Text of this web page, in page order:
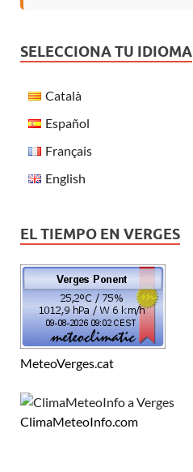
SELECCIONA TU IDIOMA
Català
Español
Français
English
EL TIEMPO EN VERGES
MeteoVerges.cat
ClimaMeteoInfo.com